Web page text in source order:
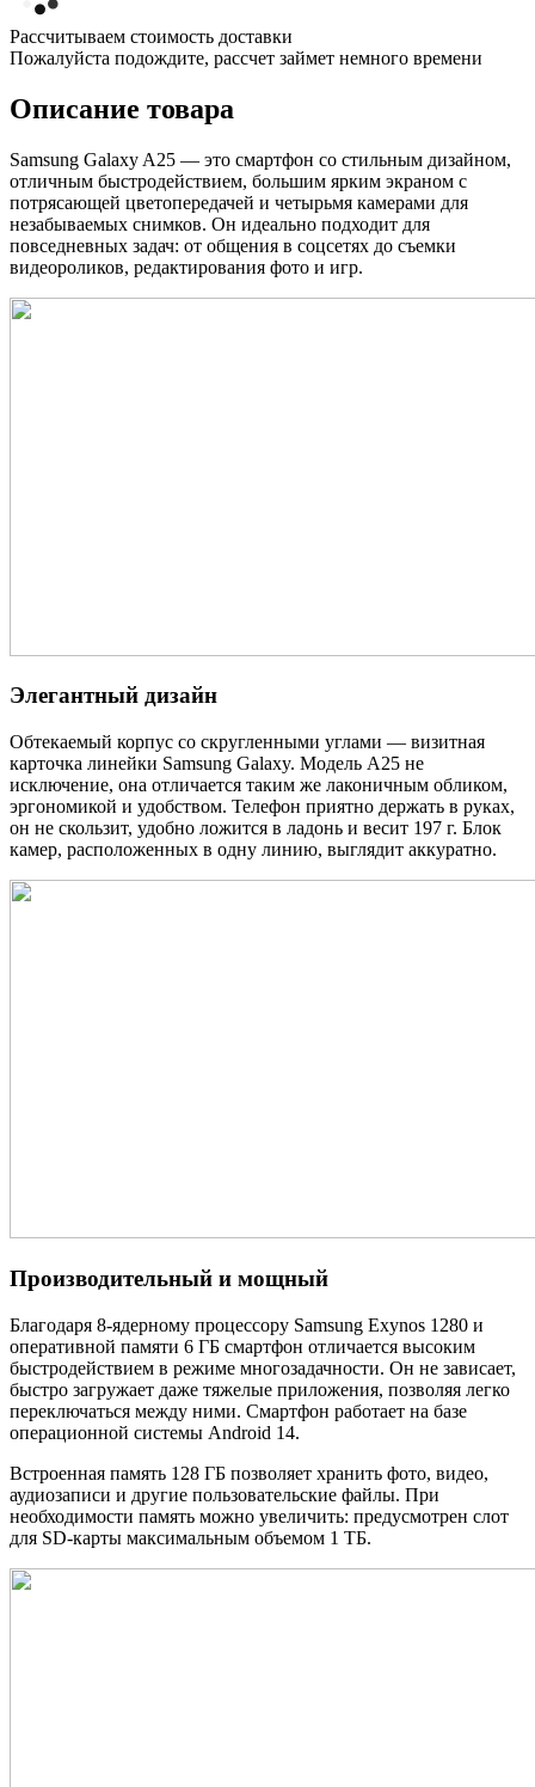
Рассчитываем стоимость доставки
Пожалуйста подождите, рассчет займет немного времени
Описание товара
Samsung Galaxy A25 — это смартфон со стильным дизайном,
отличным быстродействием, большим ярким экраном с
потрясающей цветопередачей и четырьмя камерами для
незабываемых снимков. Он идеально подходит для
повседневных задач: от общения в соцсетях до съемки
видеороликов, редактирования фото и игр.
Элегантный дизайн
Обтекаемый корпус со скругленными углами — визитная
карточка линейки Samsung Galaxy. Модель A25 не
исключение, она отличается таким же лаконичным обликом,
эргономикой и удобством. Телефон приятно держать в руках,
он не скользит, удобно ложится в ладонь и весит 197 г. Блок
камер, расположенных в одну линию, выглядит аккуратно.
Производительный и мощный
Благодаря 8-ядерному процессору Samsung Exynos 1280 и
оперативной памяти 6 ГБ смартфон отличается высоким
быстродействием в режиме многозадачности. Он не зависает,
быстро загружает даже тяжелые приложения, позволяя легко
переключаться между ними. Смартфон работает на базе
операционной системы Android 14.
Встроенная память 128 ГБ позволяет хранить фото, видео,
аудиозаписи и другие пользовательские файлы. При
необходимости память можно увеличить: предусмотрен слот
для SD-карты максимальным объемом 1 ТБ.